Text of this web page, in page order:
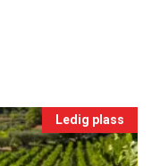
Ledig plass